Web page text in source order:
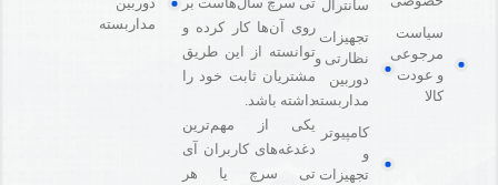
سیاست
مرجوعی
و عودت
کالا
سانترال
تجهیزات
نظارتی و
دوربین
مداربسته
کامپیوتر
و
تجهیزات
روی آن‌ها کار کرده و
توانسته از این طریق
مشتریان ثابت خود را
داشته باشد.
یکی از مهم‌ترین
دغدغه‌های کاربران آی
تی سرچ یا هر
مداربسته